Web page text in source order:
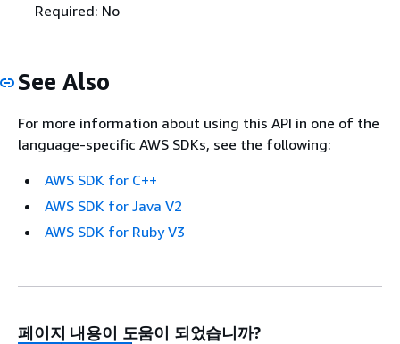
Required: No
See Also
For more information about using this API in one of the
language-specific AWS SDKs, see the following:
AWS SDK for C++
AWS SDK for Java V2
AWS SDK for Ruby V3
페이지 내용이 도움이 되었습니까?